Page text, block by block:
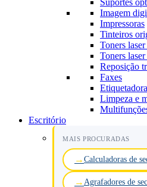
Suportes
Imagem
Impressoras
Tinteiros
Toners
Toners
Reposição
Faxes
Limpeza e
Escritório
MAIS PROCURADAS
Calculadoras de
Agrafadores de